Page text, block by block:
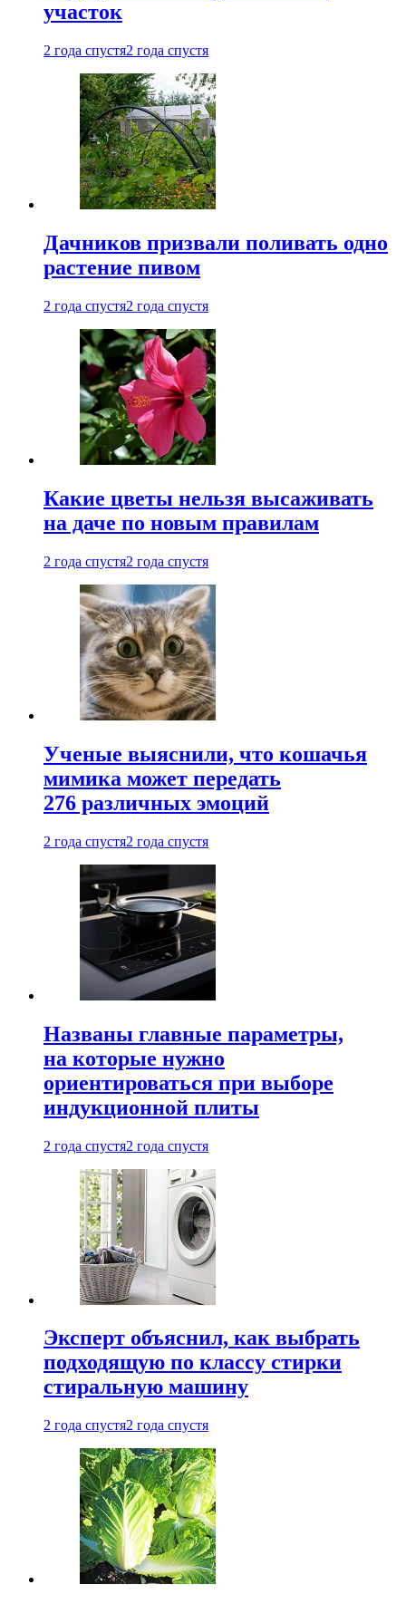
участок
2 года спустя2 года спустя
Дачников призвали поливать одно
растение пивом
2 года спустя2 года спустя
Какие цветы нельзя высаживать
на даче по новым правилам
2 года спустя2 года спустя
Ученые выяснили, что кошачья
мимика может передать
276 различных эмоций
2 года спустя2 года спустя
Названы главные параметры,
на которые нужно
ориентироваться при выборе
индукционной плиты
2 года спустя2 года спустя
Эксперт объяснил, как выбрать
подходящую по классу стирки
стиральную машину
2 года спустя2 года спустя